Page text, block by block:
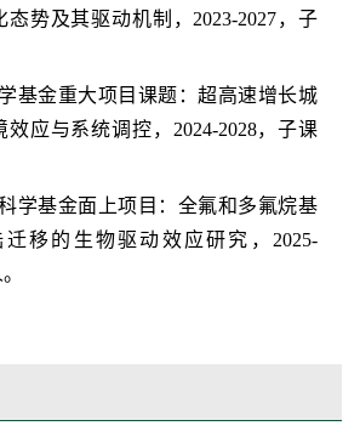
态势及其驱动机制， 2023-2027，子
基金重大项目课题：超高速增长城
应与系统调控， 2024-2028，子课
学基金面上项目：全氟和多氟烷基
迁移的生物驱动效应研究， 2025-